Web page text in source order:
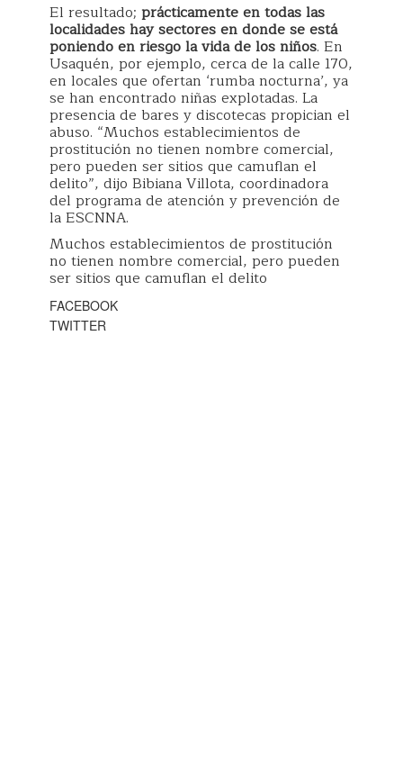
El resultado; prácticamente en todas las
localidades hay sectores en donde se está
poniendo en riesgo la vida de los niños. En
Usaquén, por ejemplo, cerca de la calle 170,
en locales que ofertan ‘rumba nocturna’, ya
se han encontrado niñas explotadas. La
presencia de bares y discotecas propician el
abuso. “Muchos establecimientos de
prostitución no tienen nombre comercial,
pero pueden ser sitios que camuflan el
delito”, dijo Bibiana Villota, coordinadora
del programa de atención y prevención de
la ESCNNA.
Muchos establecimientos de prostitución
no tienen nombre comercial, pero pueden
ser sitios que camuflan el delito
FACEBOOK
TWITTER